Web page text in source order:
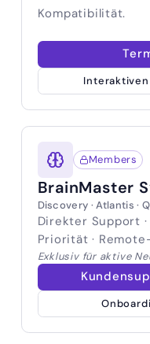
Kompatibilität.
Members
BrainMaster
Discovery · Atlantis ·
Direkter Support ·
Priorität ·
Exklusiv für aktive